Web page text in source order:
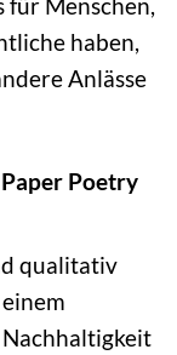
haben,
Anlässe
Poetry
qualitativ
Nachhaltigkeit